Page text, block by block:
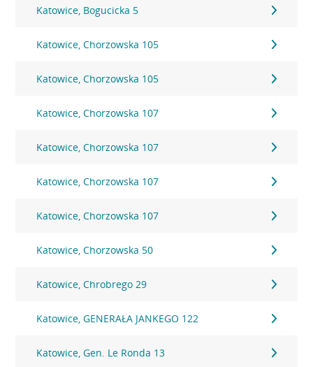
Katowice, Bogucicka 5
Katowice, Chorzowska 105
Katowice, Chorzowska 105
Katowice, Chorzowska 107
Katowice, Chorzowska 107
Katowice, Chorzowska 107
Katowice, Chorzowska 107
Katowice, Chorzowska 50
Katowice, Chrobrego 29
Katowice, GENERAŁA JANKEGO 122
Katowice, Gen. Le Ronda 13